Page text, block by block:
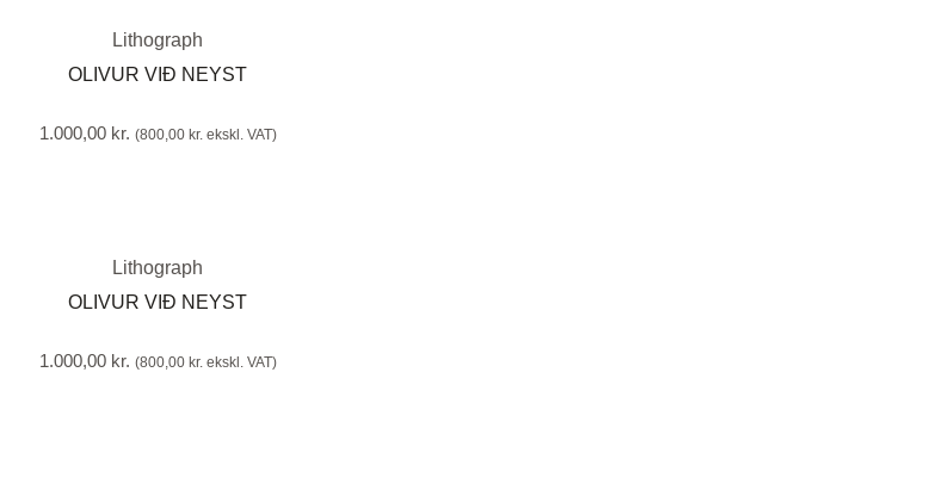
Lithograph
OLIVUR VIÐ NEYST
1.000,00 kr. (800,00 kr.ekskl. VAT)
Lithograph
OLIVUR VIÐ NEYST
1.000,00 kr. (800,00 kr.ekskl. VAT)